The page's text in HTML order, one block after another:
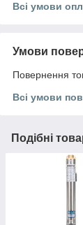
Всі умови
Умови
Повернення
Всі умови
Подібні